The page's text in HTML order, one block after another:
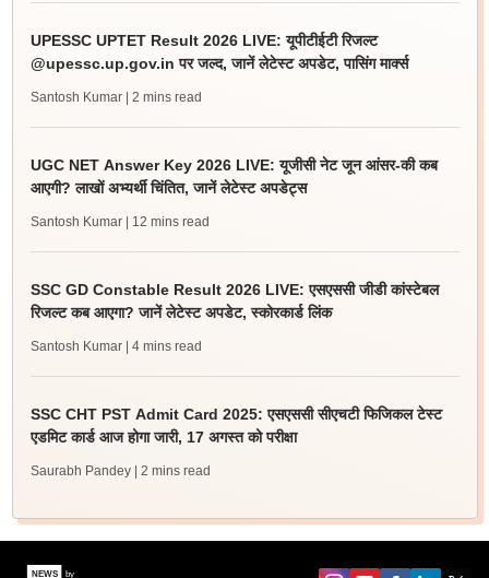
UPESSC UPTET Result 2026 LIVE: यूपीटीईटी रिजल्ट
@upessc.up.gov.in पर जल्द, जानें लेटेस्ट अपडेट, पासिंग मार्क्स
Santosh Kumar | 2 mins read
UGC NET Answer Key 2026 LIVE: यूजीसी नेट जून आंसर-की कब
आएगी? लाखों अभ्यर्थी चिंतित, जानें लेटेस्ट अपडेट्स
Santosh Kumar | 12 mins read
SSC GD Constable Result 2026 LIVE: एसएससी जीडी कांस्टेबल
रिजल्ट कब आएगा? जानें लेटेस्ट अपडेट, स्कोरकार्ड लिंक
Santosh Kumar | 4 mins read
SSC CHT PST Admit Card 2025: एसएससी सीएचटी फिजिकल टेस्ट
एडमिट कार्ड आज होगा जारी, 17 अगस्त को परीक्षा
Saurabh Pandey | 2 mins read